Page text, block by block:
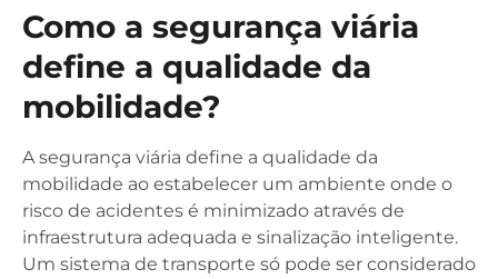
Como a segurança viária
define a qualidade da
mobilidade?
A segurança viária define a qualidade da
mobilidade ao estabelecer um ambiente onde o
risco de acidentes é minimizado através de
infraestrutura adequada e sinalização inteligente.
Um sistema de transporte só pode ser considerado